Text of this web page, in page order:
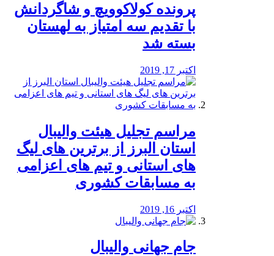
پرونده کولاکوویچ و شاگردانش
با تقدیم سه امتیاز به لهستان
بسته شد
اکتبر 17, 2019
مراسم تجلیل هیئت والیبال
استان البرز از برترین های لیگ
های استانی و تیم های اعزامی
به مسابقات کشوری
اکتبر 16, 2019
جام جهانی والیبال